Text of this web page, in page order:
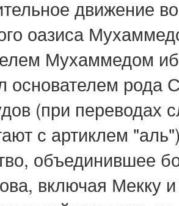
движение
оазиса
Мухаммедом
рода
(при переводах
с артиклем
объединившее
включая Мекку